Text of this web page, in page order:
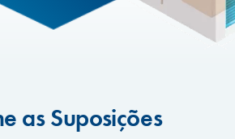
as Suposições